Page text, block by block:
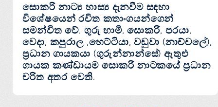
සොකරි නාට්‍ය හාස්‍ය දැනවීම සඳහා
විශේෂයෙන් රචිත කතාංගයන්ගෙන්
සමන්විත වේ. ගුරු හාමි, සොකරි, පරයා,
වෙදා, කපුරාල ,හෙට්‌ටියා, වඩුවා (නාච්චලේ),
ප්‍රධාන ගායකයා (ගුරුන්නාන්සේ) ඇතුළු
ගායක කණ්‌ඩායම සොකරි නාටකයේ ප්‍රධාන
චරිත අතර වෙති.